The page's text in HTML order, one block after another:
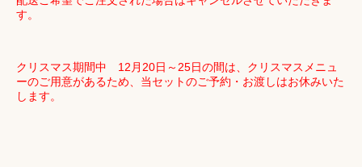
す。
クリスマス期間中 12月20日～25日の間は、クリスマスメニュ
ーのご用意があるため、当セットのご予約・お渡しはお休みいた
します。